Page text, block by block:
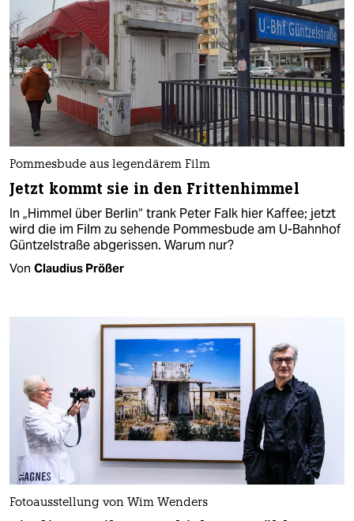
Pommesbude aus legendärem Film
Jetzt kommt sie in den Frittenhimmel
In „Himmel über Berlin“ trank Peter Falk hier Kaffee; jetzt
wird die im Film zu sehende Pommesbude am U-Bahnhof
Güntzelstraße abgerissen. Warum nur?
Von Claudius Prößer
Fotoausstellung von Wim Wenders